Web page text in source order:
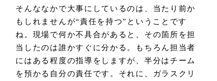
そんななかで大事にしているのは、当たり前か
もしれませんが“責任を持つ”ということです
ね。現場で何か不具合があると、その箇所を担
当したのは誰かすぐに分かる。もちろん担当者
にはある程度の指導をしますが、半分はチーム
を預かる自分の責任です。それに、ガラスクリ